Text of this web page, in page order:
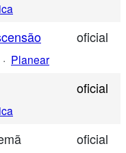
oficial
· Planear
oficial
oficial